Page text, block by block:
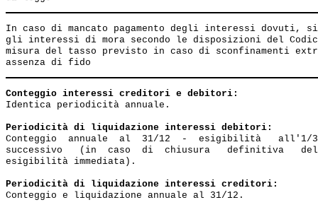
In caso di mancato pagamento degli interessi dovuti,
gli interessi di mora secondo le disposizioni del
misura del tasso previsto in caso di sconfinamenti
Conteggio interessi creditori e debitori:
Identica periodicità annuale.
Periodicità di liquidazione interessi debitori:
Conteggio  annuale  al  31/12  -  esigibilità   all'1/
successivo   (in  caso  di  chiusura   definitiva
esigibilità immediata).
Periodicità di liquidazione interessi creditori:
Conteggio e liquidazione annuale al 31/12.